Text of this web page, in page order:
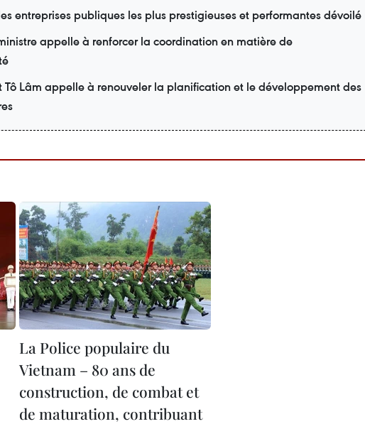
entreprises publiques les plus prestigieuses et performantes dévoilé
appelle à renforcer la coordination en matière de
Tô Lâm appelle à renouveler la planification et le développement des
La Police populaire du
Vietnam – 80 ans de
construction, de combat et
de maturation, contribuant